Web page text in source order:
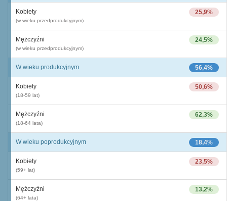
25,9%
Kobiety
(w wieku przedprodukcyjnym)
24,5%
Mężczyźni
(w wieku przedprodukcyjnym)
56,4%
W wieku produkcyjnym
50,6%
Kobiety
(18-59 lat)
62,3%
Mężczyźni
(18-64 lata)
18,4%
W wieku poprodukcyjnym
23,5%
Kobiety
(59+ lat)
13,2%
Mężczyźni
(64+ lata)